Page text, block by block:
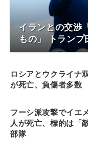
イランとの交渉
もの」 トランプ
ロシアとウクライナ
が死亡、負傷者多数
フーシ派攻撃でイエ
人が死亡、標的は「
部隊